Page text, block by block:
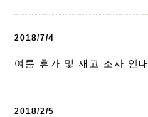
2018/7/4
여름 휴가 및 재고 조사 안내
2018/2/5